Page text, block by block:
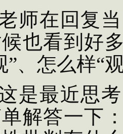
师在回复
也看到好
”、怎么样“
是最近思
解答一下